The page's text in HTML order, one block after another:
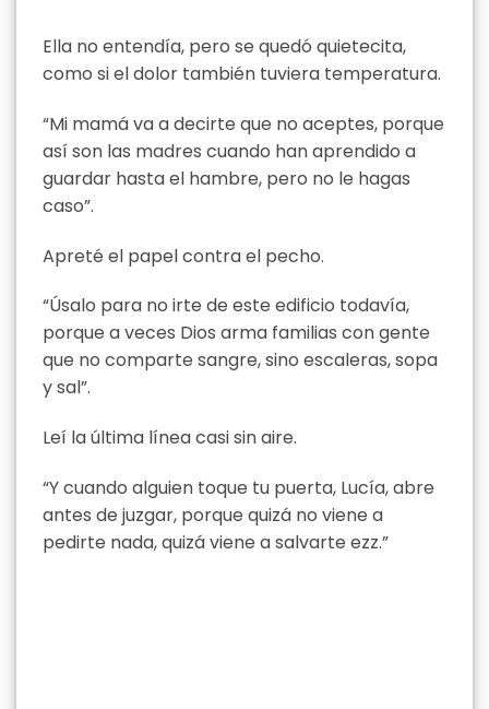
Ella no entendía, pero se quedó quietecita,
como si el dolor también tuviera temperatura.
“Mi mamá va a decirte que no aceptes, porque
así son las madres cuando han aprendido a
guardar hasta el hambre, pero no le hagas
caso”.
Apreté el papel contra el pecho.
“Úsalo para no irte de este edificio todavía,
porque a veces Dios arma familias con gente
que no comparte sangre, sino escaleras, sopa
y sal”.
Leí la última línea casi sin aire.
“Y cuando alguien toque tu puerta, Lucía, abre
antes de juzgar, porque quizá no viene a
pedirte nada, quizá viene a salvarte ezz.”